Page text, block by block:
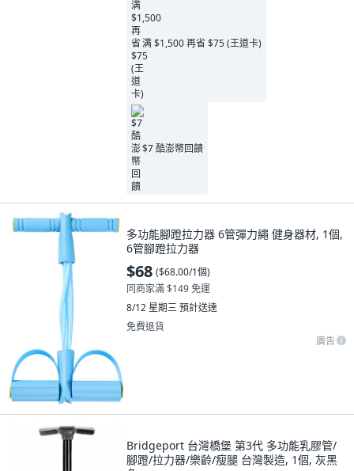
满 $1,500 再省 $75 (王道卡)
$7 酷澎幣回饋
多功能腳蹬拉力器 6管彈力繩 健身器材, 1個,
6管腳蹬拉力器
$68 ($68.00/1個)
同商家滿 $149 免運
8/12 星期三預計送達
免費退貨
廣告
Bridgeport 台灣橋堡 第3代 多功能乳膠管/
腳蹬/拉力器/樂齡/瘦腿 台灣製造, 1個, 灰黑